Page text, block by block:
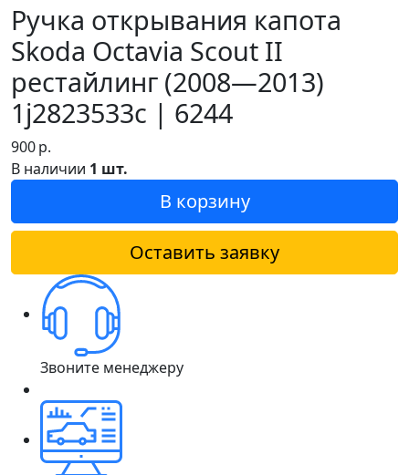
Ручка открывания капота
Skoda Octavia Scout II
рестайлинг (2008—2013)
1j2823533c | 6244
900р.
В наличии 1 шт.
В корзину
Оставить заявку
Звоните менеджеру